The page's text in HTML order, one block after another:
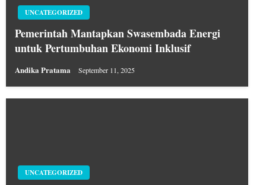
UNCATEGORIZED
Pemerintah Mantapkan Swasembada Energi
untuk Pertumbuhan Ekonomi Inklusif
Andika Pratama September 11, 2025
UNCATEGORIZED